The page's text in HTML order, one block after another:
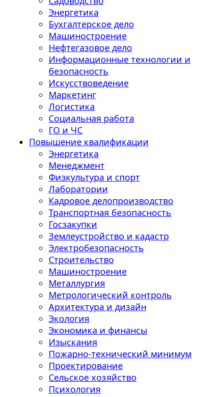
Энергетика
Бухгалтерское дело
Машиностроение
Нефтегазовое дело
Информационные технологии и
безопасность
Искусствоведение
Маркетинг
Логистика
Социальная работа
ГО и ЧС
Повышение квалификации
Энергетика
Менеджмент
Физкультура и спорт
Лаборатории
Кадровое делопроизводство
Транспортная безопасность
Госзакупки
Землеустройство и кадастр
Электробезопасность
Строительство
Машиностроение
Металлургия
Метрологический контроль
Архитектура и дизайн
Экология
Экономика и финансы
Изыскания
Пожарно-технический минимум
Проектирование
Сельское хозяйство
Психология